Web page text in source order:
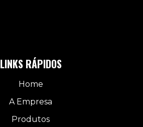
LINKS RÁPIDOS
Home
A Empresa
Produtos